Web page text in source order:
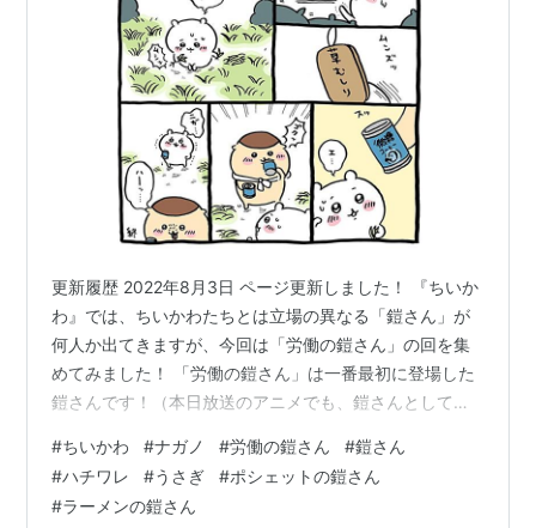
更新履歴 2022年8月3日 ページ更新しました！ 『ちいか
わ』では、ちいかわたちとは立場の異なる「鎧さん」が
何人か出てきますが、今回は「労働の鎧さん」の回を集
めてみました！ 「労働の鎧さん」は一番最初に登場した
鎧さんです！（本日放送のアニメでも、鎧さんとして最
似ているので見分けが付きづらいですが、より灰色っぽ
くないほうが労働の鎧さんです😊 労働の鎧さん 初登場
モモンガに絡まれる 弁当 「アブナイ」ヤツだったのか!!?
#ちいかわ #ナガノ #労働の鎧さん #鎧さん
#ハチワレ #うさぎ #ポシェットの鎧さん
#ラーメンの鎧さん